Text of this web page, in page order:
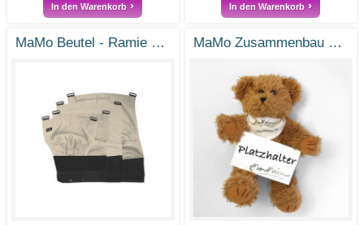
In den Warenkorb In den Warenkorb
MaMo Beutel - Ramie Natur MaMo Zusammenbau Service